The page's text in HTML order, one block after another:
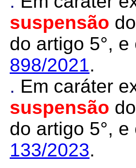
suspensão
do artigo 5°,
898/2021.
. Em caráter
suspensão
do artigo 5°,
133/2023.